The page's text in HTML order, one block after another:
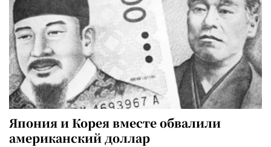
Япония и Корея вместе обвалили
американский доллар